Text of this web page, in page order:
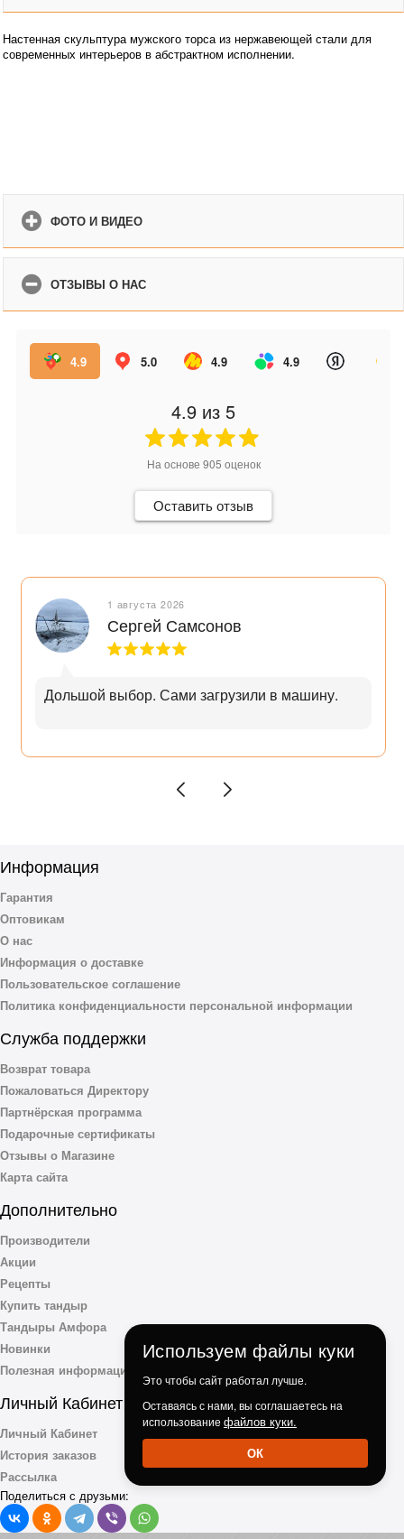
Настенная скульптура мужского торса из нержавеющей стали для
современных интерьеров в абстрактном исполнении.
ФОТО И ВИДЕО
ОТЗЫВЫ О НАС
4.9 5.0 4.9 4.9
4.9 из 5
На основе 905 оценок
Оставить отзыв
1 августа 2026
Сергей Самсонов
Дольшой выбор. Сами загрузили в машину.
Информация
Гарантия
Оптовикам
О нас
Информация о доставке
Пользовательское соглашение
Политика конфиденциальности персональной информации
Служба поддержки
Возврат товара
Пожаловаться Директору
Партнёрская программа
Подарочные сертификаты
Отзывы о Магазине
Карта сайта
Дополнительно
Производители
Акции
Рецепты
Купить тандыр
Тандыры Амфора
Новинки
Полезная информация
Личный Кабинет
Личный Кабинет
История заказов
Рассылка
Поделиться с друзьми:
Используем файлы куки
Это чтобы сайт работал лучше.
Оставаясь с нами, вы соглашаетесь на
использование файлов куки.
ОК